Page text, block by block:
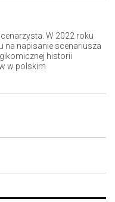
W 2022 roku
na napisanie scenariusza
historii
w polskim